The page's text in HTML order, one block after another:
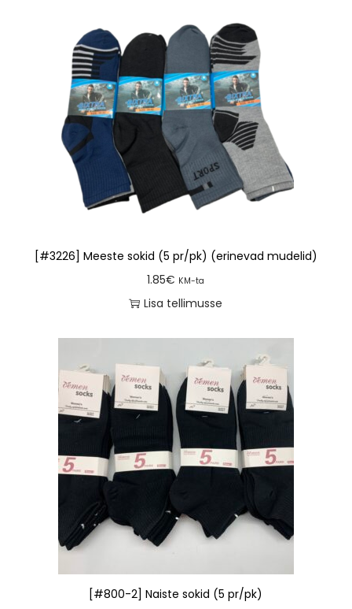
[#3226] Meeste sokid (5 pr/pk) (erinevad mudelid)
1.85€ KM-ta
Lisa tellimusse
[#800-2] Naiste sokid (5 pr/pk)